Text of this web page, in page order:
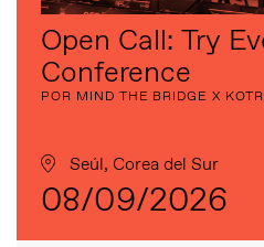
Open Call: Try
Conference
POR MIND THE BRIDGE X
Seúl, Corea del Sur
08/09/2026